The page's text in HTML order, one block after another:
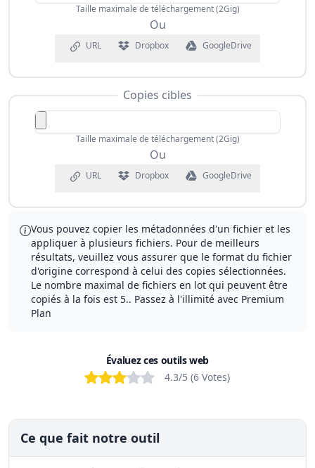
Taille maximale de téléchargement (2Gig)
Ou
URL Dropbox GoogleDrive
Copies cibles
Taille maximale de téléchargement (2Gig)
Ou
URL Dropbox GoogleDrive
Vous pouvez copier les métadonnées d'un fichier et les
appliquer à plusieurs fichiers. Pour de meilleurs
résultats, veuillez vous assurer que le format du fichier
d'origine correspond à celui des copies sélectionnées.
Le nombre maximal de fichiers en lot qui peuvent être
copiés à la fois est 5.. Passez à l'illimité avec Premium
Plan
Évaluez ces outils web
BadPoorOKGoodExcellent
4.3/5 (6 Votes)
Ce que fait notre outil